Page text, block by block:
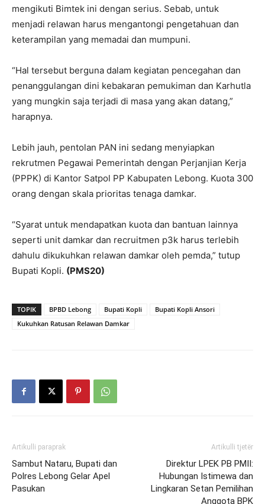
mengikuti Bimtek ini dengan serius. Sebab, untuk
menjadi relawan harus mengantongi pengetahuan dan
keterampilan yang memadai dan mumpuni.
“Hal tersebut berguna dalam kegiatan pencegahan dan
penanggulangan dini kebakaran pemukiman dan Karhutla
yang mungkin saja terjadi di masa yang akan datang,”
harapnya.
Lebih jauh, pentolan PAN ini sedang menyiapkan
rekrutmen Pegawai Pemerintah dengan Perjanjian Kerja
(PPPK) di Kantor Satpol PP Kabupaten Lebong. Kuota 300
orang dengan skala prioritas tenaga damkar.
“Syarat untuk mendapatkan kuota dan bantuan lainnya
seperti unit damkar dan recruitmen p3k harus terlebih
dahulu dikukuhkan relawan damkar oleh pemda,” tutup
Bupati Kopli. (PMS20)
TOPIK BPBD Lebong Bupati Kopli
Bupati Kopli Ansori
Kukuhkan Ratusan Relawan Damkar
Artikulli paraprak
Sambut Nataru, Bupati dan
Polres Lebong Gelar Apel
Pasukan
Artikulli tjetër
Direktur LPEK PB PMII:
Hubungan Istimewa dan
Lingkaran Setan Pemilihan
Anggota BPK